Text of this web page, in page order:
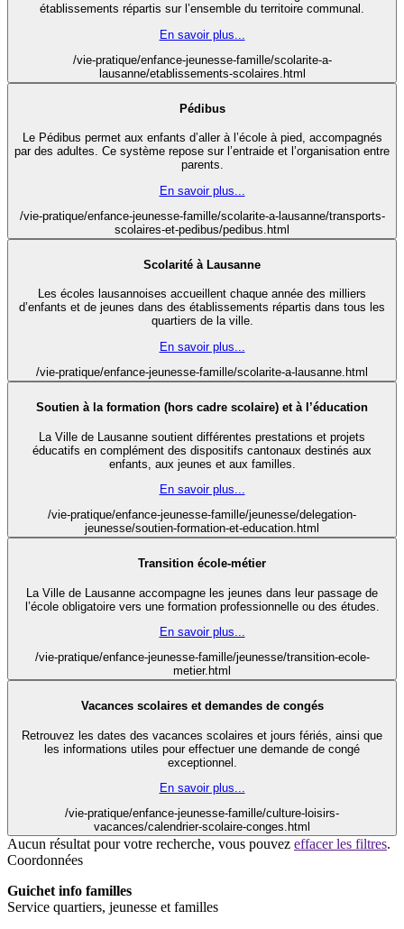
établissements répartis sur l’ensemble du territoire communal.
En savoir plus...
/vie-pratique/enfance-jeunesse-famille/scolarite-a-
lausanne/etablissements-scolaires.html
Pédibus
Le Pédibus permet aux enfants d’aller à l’école à pied, accompagnés
par des adultes. Ce système repose sur l’entraide et l’organisation entre
parents.
En savoir plus...
/vie-pratique/enfance-jeunesse-famille/scolarite-a-lausanne/transports-
scolaires-et-pedibus/pedibus.html
Scolarité à Lausanne
Les écoles lausannoises accueillent chaque année des milliers
d’enfants et de jeunes dans des établissements répartis dans tous les
quartiers de la ville.
En savoir plus...
/vie-pratique/enfance-jeunesse-famille/scolarite-a-lausanne.html
Soutien à la formation (hors cadre scolaire) et à l’éducation
La Ville de Lausanne soutient différentes prestations et projets
éducatifs en complément des dispositifs cantonaux destinés aux
enfants, aux jeunes et aux familles.
En savoir plus...
/vie-pratique/enfance-jeunesse-famille/jeunesse/delegation-
jeunesse/soutien-formation-et-education.html
Transition école-métier
La Ville de Lausanne accompagne les jeunes dans leur passage de
l’école obligatoire vers une formation professionnelle ou des études.
En savoir plus...
/vie-pratique/enfance-jeunesse-famille/jeunesse/transition-ecole-
metier.html
Vacances scolaires et demandes de congés
Retrouvez les dates des vacances scolaires et jours fériés, ainsi que
les informations utiles pour effectuer une demande de congé
exceptionnel.
En savoir plus...
/vie-pratique/enfance-jeunesse-famille/culture-loisirs-
vacances/calendrier-scolaire-conges.html
Aucun résultat pour votre recherche, vous pouvez effacer les filtres.
Coordonnées
Guichet info familles
Service quartiers, jeunesse et familles